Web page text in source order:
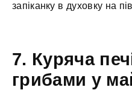
запіканку в духовку на
7. Куряча
грибами у